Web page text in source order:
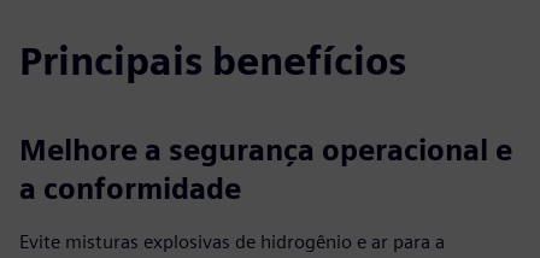
Principais benefícios
Melhore a segurança operacional e
a conformidade
Evite misturas explosivas de hidrogênio e ar para a